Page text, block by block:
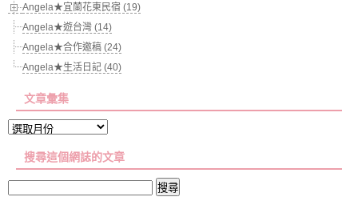
Angela★宜蘭花東民宿 (19)
Angela★遊台灣 (14)
Angela★合作邀稿 (24)
Angela★生活日記 (40)
文章彙集
文
彙
搜尋這個網誌的文章